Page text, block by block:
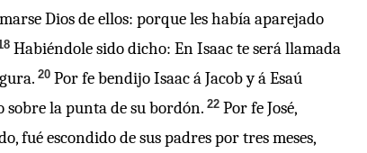
Dios de ellos: porque les había aparejado
Habiéndole sido dicho: En Isaac te será llamada
20 Por fe bendijo Isaac á Jacob y á Esaú
sobre la punta de su bordón. 22 Por fe José,
fué escondido de sus padres por tres meses,